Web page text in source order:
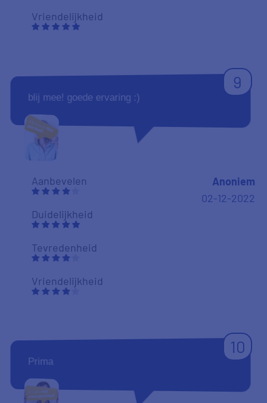
Vriendelijkheid
9
blij mee! goede ervaring :)
Aanbevelen
Duidelijkheid
Tevredenheid
Vriendelijkheid
Anoniem
02-12-2022
10
Prima